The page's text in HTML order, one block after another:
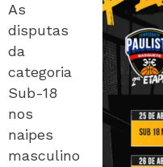
As
disputas
da
categoria
Sub-18
nos
naipes
masculino